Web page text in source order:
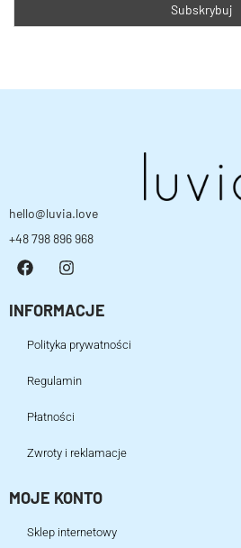
hello@luvia.love
+48 798 896 968
INFORMACJE
Polityka prywatności
Regulamin
Płatności
Zwroty i reklamacje
MOJE KONTO
Sklep internetowy